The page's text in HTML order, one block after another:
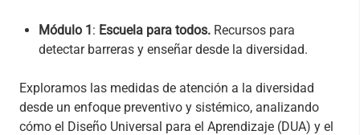
Módulo 1: Escuela para todos. Recursos para
detectar barreras y enseñar desde la diversidad.
Exploramos las medidas de atención a la diversidad
desde un enfoque preventivo y sistémico, analizando
cómo el Diseño Universal para el Aprendizaje (DUA) y el